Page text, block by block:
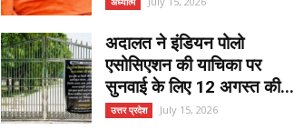
अदालत ने इंडियन पोलो
एसोसिएशन की याचिका पर
सुनवाई के लिए 12 अगस्त की...
उत्तर प्रदेश July 15, 2026